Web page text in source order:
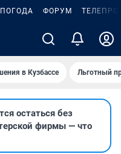
ПОГОДА ФОРУМ
в Кузбассе Льготный
остаться без
фирмы — что